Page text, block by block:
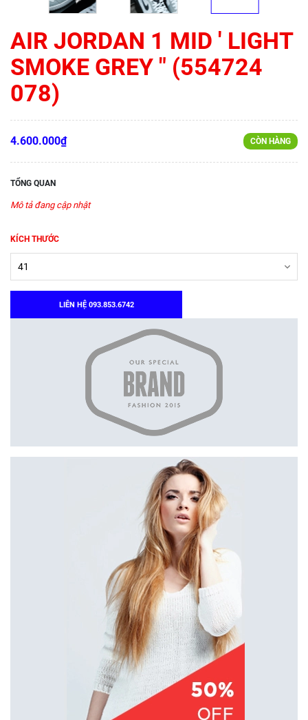
AIR JORDAN 1 MID ' LIGHT
SMOKE GREY " (554724
078)
4.600.000₫ CÒN HÀNG
TỔNG QUAN
Mô tả đang cập nhật
KÍCH THƯỚC
LIÊN HỆ 093.853.6742